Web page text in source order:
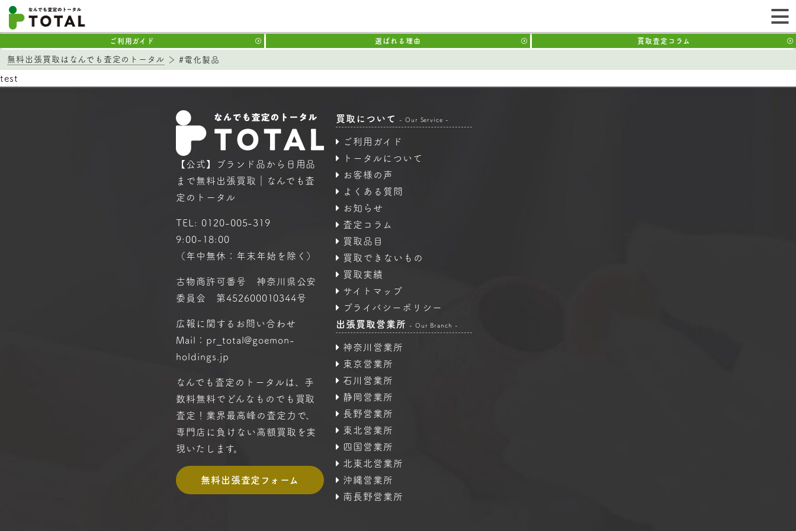
ご利用ガイド 選ばれる理由 買取査定コラム
無料出張買取はなんでも査定のトータル #電化製品
test
【公式】ブランド品から日用品
まで無料出張買取｜なんでも査
定のトータル
TEL: 0120-005-319
9:00-18:00
（年中無休：年末年始を除く）
古物商許可番号 神奈川県公安
委員会 第452600010344号
広報に関するお問い合わせ
Mail：pr_total@goemon-
holdings.jp
なんでも査定のトータルは、手
数料無料で どんなものでも買取
査定！ 業界最高峰の査定力で、
専門店に 負けない高額買取を実
現いたします。
無料出張査定フォーム
買取について - Our Service -
ご利用ガイド
トータルについて
お客様の声
よくある質問
お知らせ
査定コラム
買取品目
買取できないもの
買取実績
サイトマップ
プライバシーポリシー
出張買取営業所
- Our Branch -
神奈川営業所
東京営業所
石川営業所
静岡営業所
長野営業所
東北営業所
四国営業所
北東北営業所
沖縄営業所
南長野営業所